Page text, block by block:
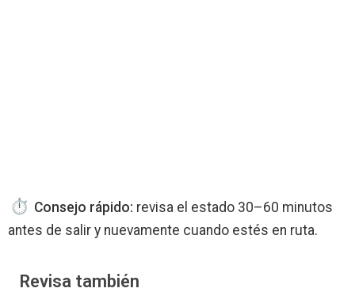
Consejo rápido: revisa el estado 30–60 minutos
antes de salir y nuevamente cuando estés en ruta.
Revisa también